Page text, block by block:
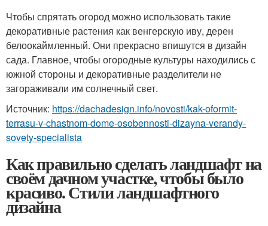
Чтобы спрятать огород можно использовать такие
декоративные растения как венгерскую иву, дерен
белоокаймленный. Они прекрасно впишутся в дизайн
сада. Главное, чтобы огородные культуры находились с
южной стороны и декоративные разделители не
загораживали им солнечный свет.
Источник: https://dachadesign.info/novosti/kak-oformit-
terrasu-v-chastnom-dome-osobennosti-dizayna-verandy-
sovety-specialista
Как правильно сделать ландшафт на
своём дачном участке, чтобы было
красиво. Стили ландшафтного
дизайна